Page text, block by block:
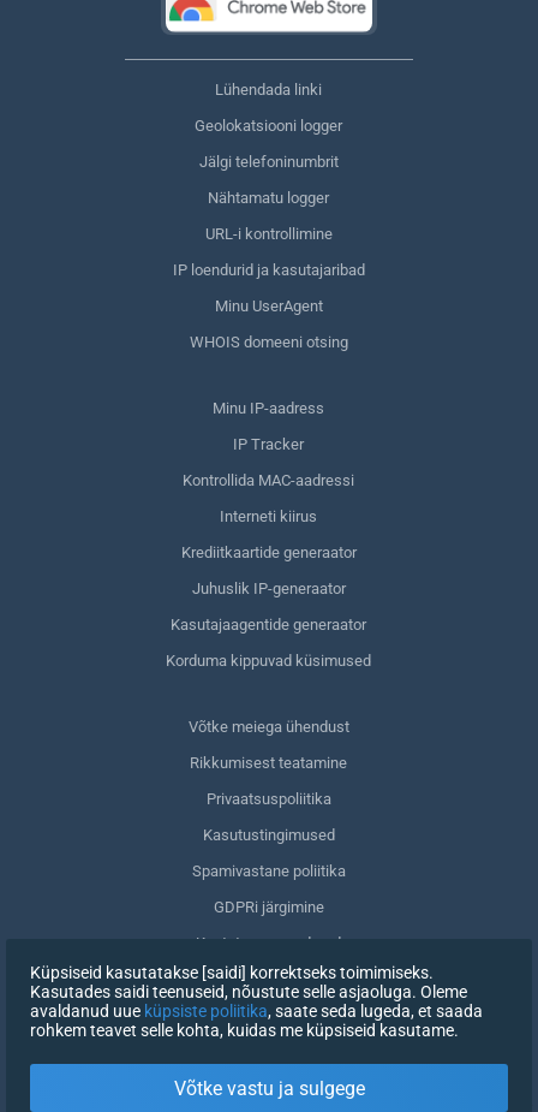
Lühendada linki
Geolokatsiooni logger
Jälgi telefoninumbrit
Nähtamatu logger
URL-i kontrollimine
IP loendurid ja kasutajaribad
Minu UserAgent
WHOIS domeeni otsing
Minu IP-aadress
IP Tracker
Kontrollida MAC-aadressi
Interneti kiirus
Krediitkaartide generaator
Juhuslik IP-generaator
Kasutajaagentide generaator
Korduma kippuvad küsimused
Võtke meiega ühendust
Rikkumisest teatamine
Privaatsuspoliitika
Kasutustingimused
Spamivastane poliitika
GDPRi järgimine
Kustuta oma andmed
Nõusoleku tagasivõtmine
Küpsiseid kasutatakse [saidi] korrektseks toimimiseks.
Kasutades saidi teenuseid, nõustute selle asjaoluga. Oleme
avaldanud uue küpsiste poliitika, saate seda lugeda, et saada
rohkem teavet selle kohta, kuidas me küpsiseid kasutame.
Võtke vastu ja sulgege